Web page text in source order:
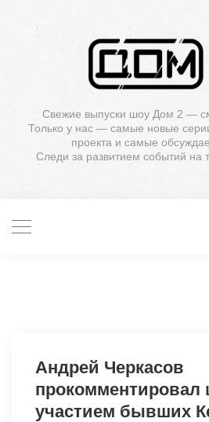
Свежие выпуски шоу Дом 2 —
Только у нас — самые новые
проекта и самые
Следи за развитием событий на
Андрей Черкасов
прокомментировал
участием бывших